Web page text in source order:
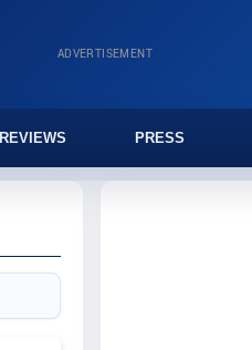
ADVERTISEMENT
REVIEWS PRESS